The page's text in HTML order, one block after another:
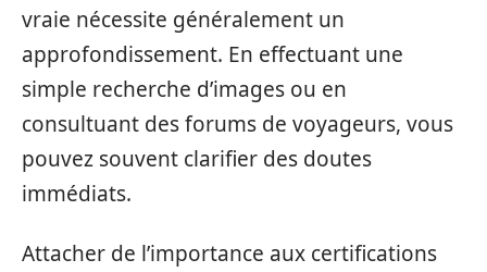
vraie nécessite généralement un
approfondissement. En effectuant une
simple recherche d’images ou en
consultuant des forums de voyageurs, vous
pouvez souvent clarifier des doutes
immédiats.
Attacher de l’importance aux certifications